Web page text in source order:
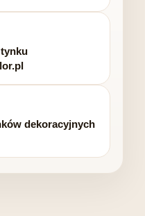
dekoracyjnych